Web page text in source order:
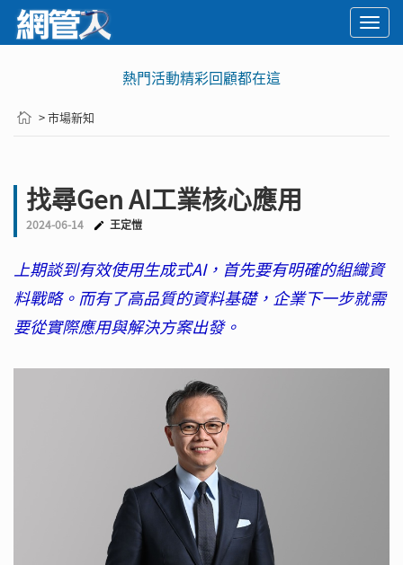
熱門活動精彩回顧都在這
> 市場新知
找尋Gen AI工業核心應用
2024-06-14 王定愷
上期談到有效使用生成式AI，首先要有明確的組織資
料戰略。而有了高品質的資料基礎，企業下一步就需
要從實際應用與解決方案出發。